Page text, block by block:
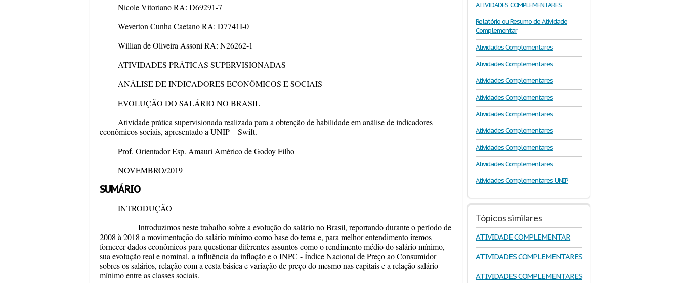
Nicole Vitoriano RA: D69291-7
Weverton Cunha Caetano RA: D7741I-0
Willian de Oliveira Assoni RA: N26262-1
ATIVIDADES PRÁTICAS SUPERVISIONADAS
ANÁLISE DE INDICADORES ECONÔMICOS E SOCIAIS
EVOLUÇÃO DO SALÁRIO NO BRASIL
Atividade prática supervisionada realizada para a obtenção de habilidade em análise de indicadores
econômicos sociais, apresentado a UNIP – Swift.
Prof. Orientador Esp. Amauri Américo de Godoy Filho
NOVEMBRO/2019
SUMÁRIO
INTRODUÇÃO
Introduzimos neste trabalho sobre a evolução do salário no Brasil, reportando durante o período de
2008 à 2018 a movimentação do salário mínimo como base do tema e, para melhor entendimento iremos
fornecer dados econômicos para questionar diferentes assuntos como o rendimento médio do salário mínimo,
sua evolução real e nominal, a influência da inflação e o INPC - Índice Nacional de Preço ao Consumidor
sobres os salários, relação com a cesta básica e variação de preço do mesmo nas capitais e a relação salário
mínimo entre as classes sociais.
ATIVIDADES COMPLEMENTARES
Relatório ou Resumo de Atividade
Complementar
Atividades Complementares
Atividades Complementares
Atividades Complementares
Atividades Complementares
Atividades Complementares
Atividades Complementares
Atividades Complementares
Atividades Complementares
Atividades Complementares UNIP
Tópicos similares
ATIVIDADE COMPLEMENTAR
ATIVIDADES COMPLEMENTARES
ATIVIDADES COMPLEMENTARES